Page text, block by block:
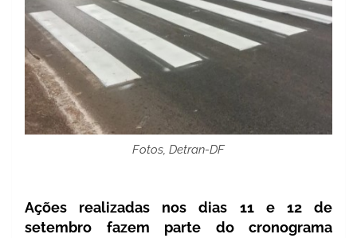
Fotos, Detran-DF
Ações realizadas nos dias 11 e 12 de
setembro fazem parte do cronograma